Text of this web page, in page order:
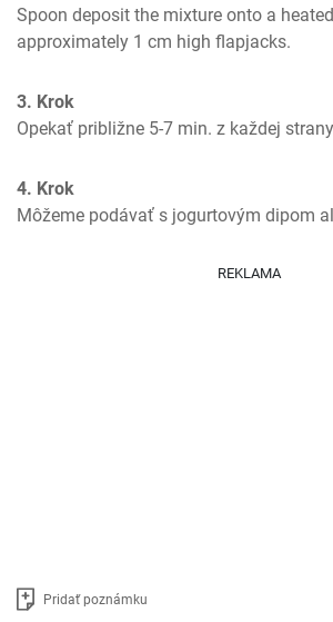
Spoon deposit the mixture onto a
approximately 1 cm high flapjacks.
3. Krok
Opekať približne 5-7 min. z každej
4. Krok
Môžeme podávať s jogurtovým dipom
REKLAMA
Pridať poznámku